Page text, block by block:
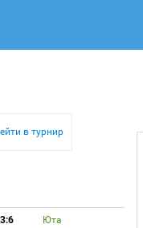
в турнир
3:6 Юта